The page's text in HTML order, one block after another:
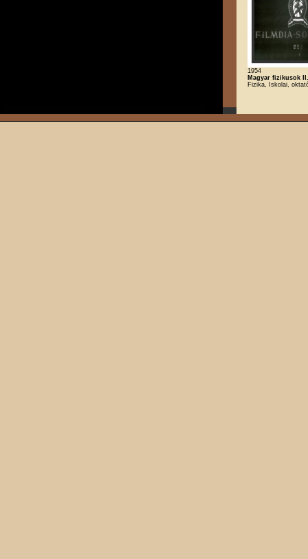
1954
Magyar fizikusok II.
Fizika, Iskolai,